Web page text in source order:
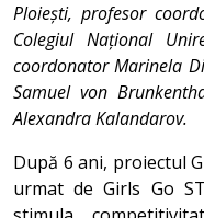
Ploiești, profesor
Colegiul Național
coordonator Marinela
Samuel von
Alexandra Kalandarov.
După 6 ani, proiectul
urmat de Girls Go